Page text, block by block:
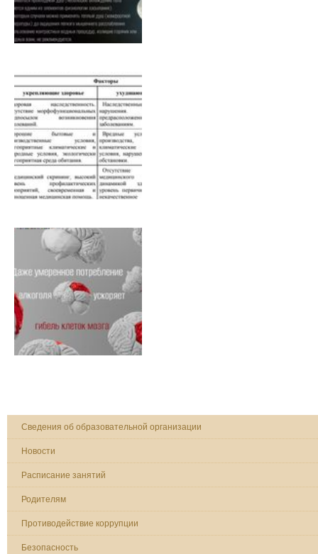
Сведения об образовательной организации
Новости
Расписание занятий
Родителям
Противодействие коррупции
Безопасность